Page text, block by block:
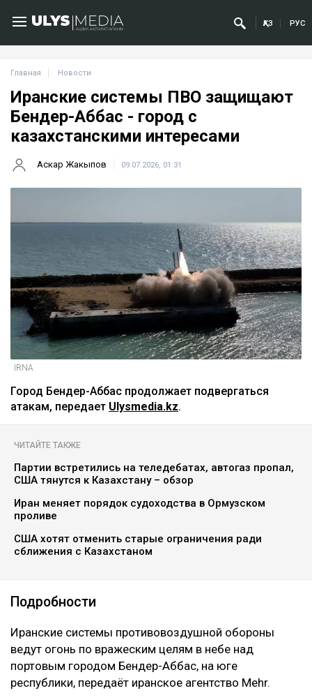
ҚАЗ РУС
Главная Новости
Иранские системы ПВО защищают
Бендер-Аббас - город с
казахстанскими интересами
Аскар Жакыпов 09.07.2026, 01:31
IRNA
Город Бендер-Аббас продолжает подвергаться
атакам, передает Ulysmedia.kz.
ЧИТАЙТЕ ТАКЖЕ
Партии встретились на теледебатах, автогаз пропал,
США тянутся к Казахстану – обзор
Иран меняет порядок судоходства в Ормузском
проливе
США хотят отменить старые ограничения ради
сближения с Казахстаном
Подробности
Иранские системы противовоздушной обороны
ведут огонь по вражеским целям в небе над
портовым городом Бендер-Аббас, на юге
республики, передаёт иранское агентство Mehr.